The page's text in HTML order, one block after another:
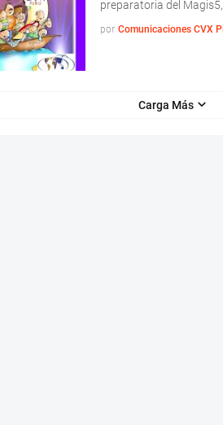
preparatoria del Magis5,
por Comunicaciones CVX
Carga Más